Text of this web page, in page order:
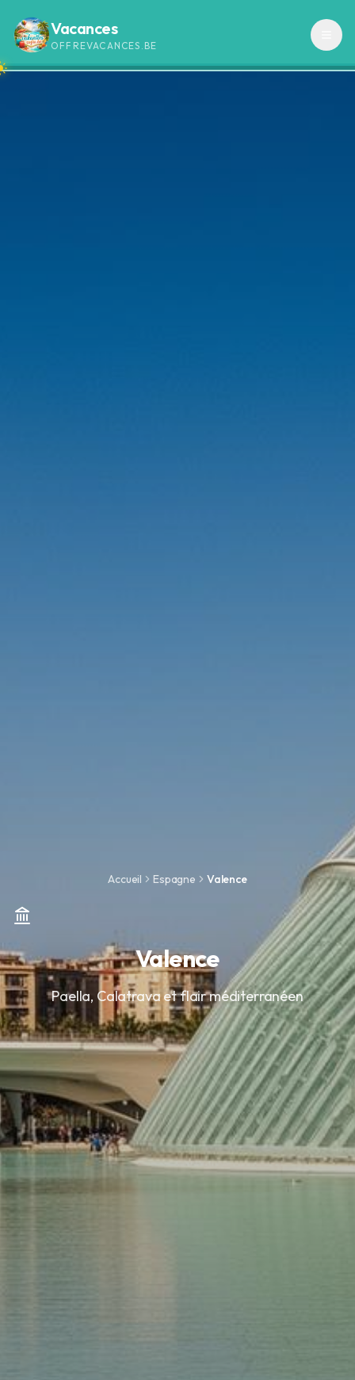
Vacances
OFFREVACANCES.BE
Accueil Espagne Valence
Valence
Paella, Calatrava et flair méditerranéen